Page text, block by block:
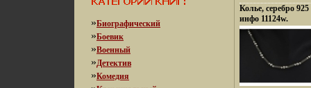
»Биографический
»Боевик
»Военный
»Детектив
»Комедия
Колье, серебро
инфо 11124w.